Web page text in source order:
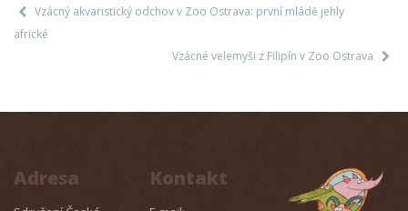
Vzácný akvaristický odchov v Zoo Ostrava: první mládě jehly
africké
Vzácné velemyši z Filipín v Zoo Ostrava
Adresa Kontakt